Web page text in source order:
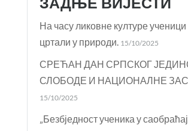
ЗАДЊЕ ВИЈЕСТИ
На часу ликовне културе ученици
цртали у природи. 15/10/2025
СРЕЋАН ДАН СРПСКОГ
СЛОБОДЕ И НАЦИОНАЛНЕ
15/10/2025
„Безбједност ученика у